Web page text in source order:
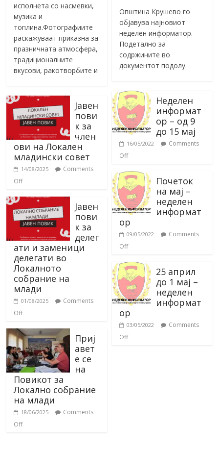
исполнета со насмевки,
музика и
топлина.Фотографиите
раскажуваат приказна за
празничната атмосфера,
традиционалните
вкусови, ракотворбите и
Јавен
пови
к за
член
ови на Локален
младински совет
14/08/2025
Comments
Off
Јавен
пови
к за
делег
ати и заменици
делегати во
Локалното
собрание на
млади
01/08/2025
Comments
Off
Приј
авет
е се
на
Повикот за
Локално собрание
на млади
18/06/2025
Comments
Off
Општина Крушево го
објавува најновиот
неделен информатор.
Подетално за
содржините во
документот подолу.
Неделен
информат
ор – од 9
до 15 мај
16/05/2022
Comments
Off
Почеток
на мај –
неделен
информат
ор
09/05/2022
Comments
Off
25 април
до 1 мај –
неделен
информат
ор
03/05/2022
Comments
Off